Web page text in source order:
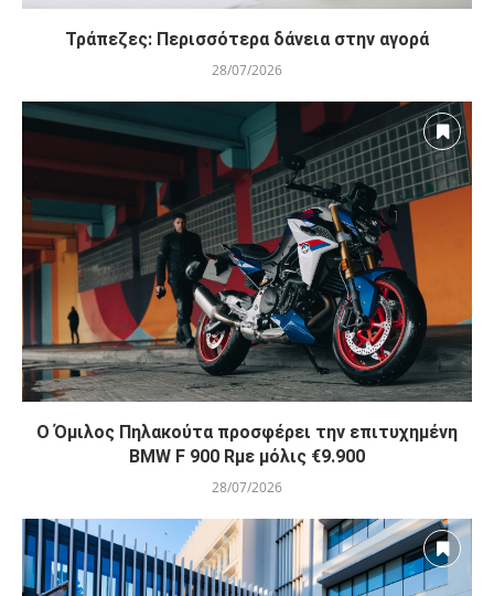
Τράπεζες: Περισσότερα δάνεια στην αγορά
28/07/2026
O Όμιλος Πηλακούτα προσφέρει την επιτυχημένη
BMW F 900 Rμε μόλις €9.900
28/07/2026